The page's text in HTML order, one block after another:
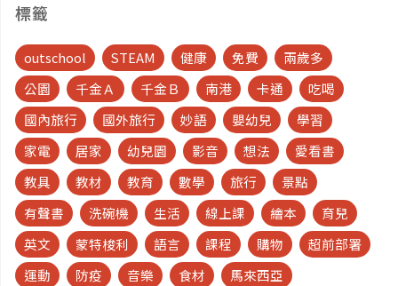
標籤
outschool STEAM 健康 免費
兩歲多
公園
千金Ａ 千金Ｂ 南港 卡通
吃喝
國內旅行
國外旅行 妙語 嬰幼兒
學習
家電
居家 幼兒園 影音 想法
愛看書
教具
教材 教育 數學 旅行
景點
有聲書
洗碗機 生活 線上課 繪本
育兒
英文
蒙特梭利 語言 課程 購物
超前部署
運動
防疫 音樂 食材 馬來西亞